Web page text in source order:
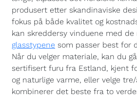
produsert etter skandinaviske
fokus på både kvalitet og
kan skreddersy vinduene med de
glasstypene som passer best for
Når du velger materiale, kan du
sertifisert furu fra Estland, kjent
og naturlige varme, eller velge
kombinerer det beste fra to